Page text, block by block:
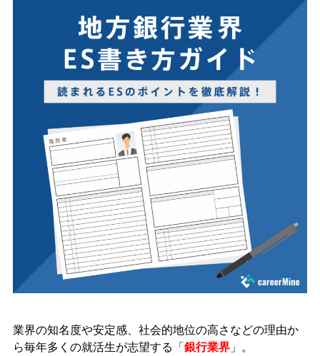
業界の知名度や安定感、社会的地位の高さなどの理由か
ら毎年多くの就活生が志望する「銀行業界」。